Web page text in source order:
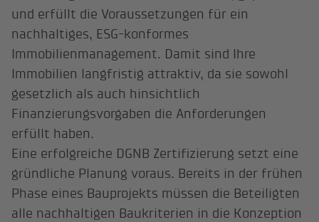
und erfüllt die Voraussetzungen für ein
nachhaltiges, ESG-konformes
Immobilienmanagement. Damit sind Ihre
Immobilien langfristig attraktiv, da sie sowohl
gesetzlich als auch hinsichtlich
Finanzierungsvorgaben die Anforderungen
erfüllt haben.
Eine erfolgreiche DGNB Zertifizierung setzt eine
gründliche Planung voraus. Bereits in der frühen
Phase eines Bauprojekts müssen die Beteiligten
alle nachhaltigen Baukriterien in die Konzeption